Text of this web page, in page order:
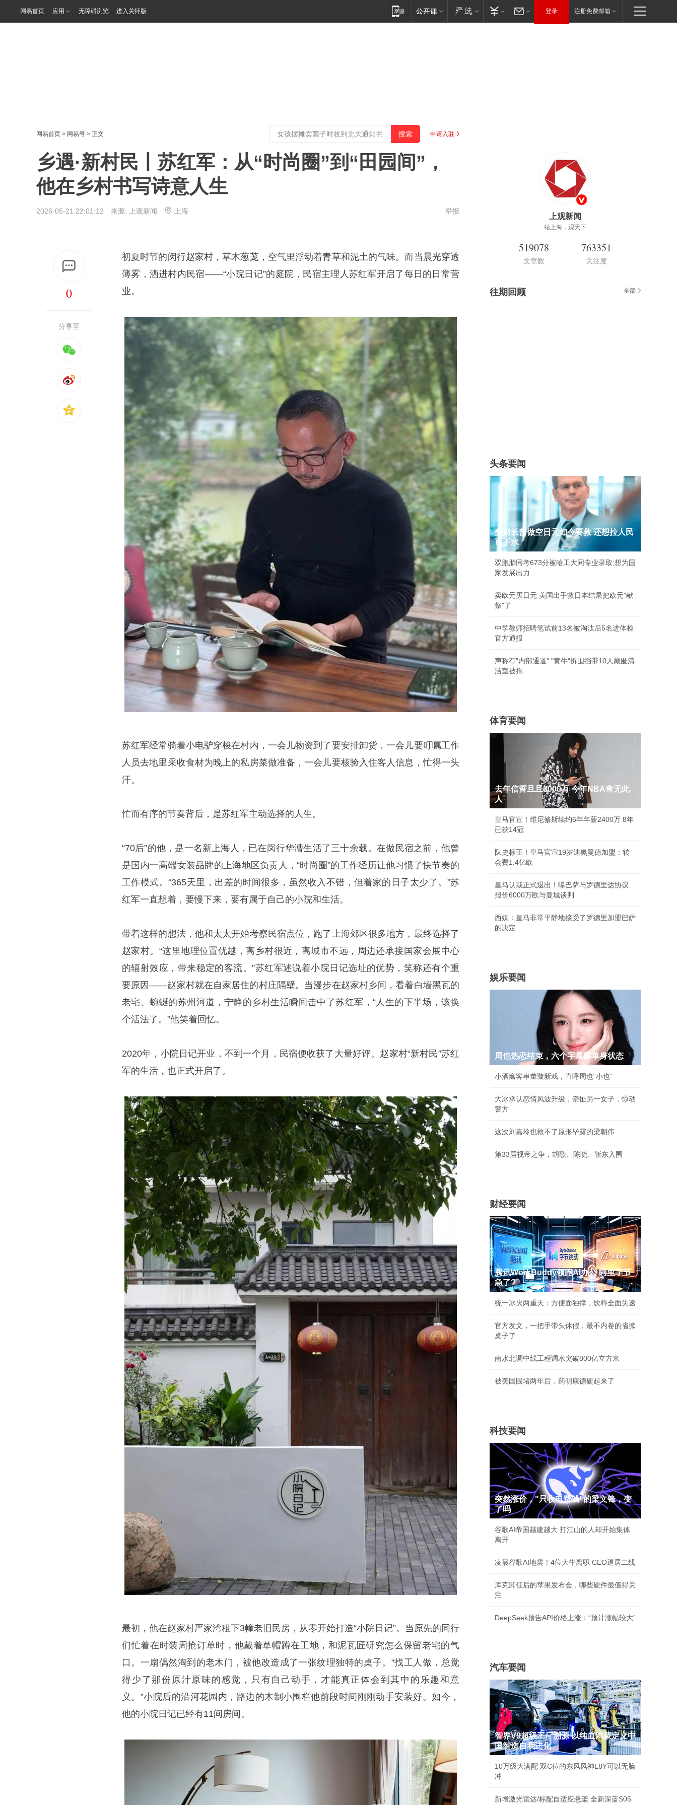
网易首页 应用 无障碍浏览 进入关怀版 登录 注册免费邮箱
网易首页 > 网易号 > 正文 申请入驻
乡遇·新村民丨苏红军：从“时尚圈”到“田园间”，
他在乡村书写诗意人生
2026-05-21 22:01:12 来源: 上观新闻 上海 举报
0
分享至
初夏时节的闵行赵家村，草木葱茏，空气里浮动着青草和泥土的气味。而当晨光穿透
薄雾，洒进村内民宿——“小院日记”的庭院，民宿主理人苏红军开启了每日的日常营
业。
苏红军经常骑着小电驴穿梭在村内，一会儿物资到了要安排卸货，一会儿要叮嘱工作
人员去地里采收食材为晚上的私房菜做准备，一会儿要核验入住客人信息，忙得一头
汗。
忙而有序的节奏背后，是苏红军主动选择的人生。
“70后”的他，是一名新上海人，已在闵行华漕生活了三十余载。在做民宿之前，他曾
是国内一高端女装品牌的上海地区负责人，“时尚圈”的工作经历让他习惯了快节奏的
工作模式。“365天里，出差的时间很多，虽然收入不错，但着家的日子太少了。”苏
红军一直想着，要慢下来，要有属于自己的小院和生活。
带着这样的想法，他和太太开始考察民宿点位，跑了上海郊区很多地方，最终选择了
赵家村。“这里地理位置优越，离乡村很近，离城市不远，周边还承接国家会展中心
的辐射效应，带来稳定的客流。”苏红军述说着小院日记选址的优势，笑称还有个重
要原因——赵家村就在自家居住的村庄隔壁。当漫步在赵家村乡间，看着白墙黑瓦的
老宅、蜿蜒的苏州河道，宁静的乡村生活瞬间击中了苏红军，“人生的下半场，该换
个活法了。”他笑着回忆。
2020年，小院日记开业，不到一个月，民宿便收获了大量好评。赵家村“新村民”苏红
军的生活，也正式开启了。
最初，他在赵家村严家湾租下3幢老旧民房，从零开始打造“小院日记”。当原先的同行
们忙着在时装周抢订单时，他戴着草帽蹲在工地，和泥瓦匠研究怎么保留老宅的气
口。一扇偶然淘到的老木门，被他改造成了一张纹理独特的桌子。“找工人做，总觉
得少了那份原汁原味的感觉，只有自己动手，才能真正体会到其中的乐趣和意
义。”小院后的沿河花园内，路边的木制小围栏他前段时间刚刚动手安装好。如今，
他的小院日记已经有11间房间。
上观新闻
站上海，观天下
519078
文章数
763351
关注度
往期回顾 全部
头条要闻
美财长曾做空日元如今要救 还想拉人民
币下水
双胞胎同考673分被哈工大同专业录取:想为国
家发展出力
卖欧元买日元 美国出手救日本结果把欧元"献
祭"了
中学教师招聘笔试前13名被淘汰后5名进体检
官方通报
声称有"内部通道" "黄牛"拆围挡带10人藏匿清
洁室被拘
体育要闻
去年信誓旦旦3000万 今年NBA查无此
人
皇马官宣！维尼修斯续约6年年薪2400万 8年
已获14冠
队史标王！皇马官宣19岁迪奥曼德加盟：转
会费1.4亿欧
皇马认栽正式退出！曝巴萨与罗德里达协议
报价6000万欧与曼城谈判
西媒：皇马非常平静地接受了罗德里加盟巴萨
的决定
娱乐要闻
周也热恋结束，六个字暴露单身状态
小酒窝客串董璇新戏，直呼周也“小也”
大冰承认恋情风波升级，牵扯另一女子，惊动
警方
这次刘嘉玲也救不了原形毕露的梁朝伟
第33届视帝之争，胡歌、陈晓、靳东入围
财经要闻
腾讯WorkBuddy领跑AI办公 阿里字节
急了?
统一冰火两重天：方便面独撑，饮料全面失速
官方发文，一把手带头休假，最不内卷的省掀
桌子了
南水北调中线工程调水突破800亿立方米
被美国围堵两年后，药明康德硬起来了
科技要闻
突然涨价，"只收电费钱"的梁文锋，变
了吗
谷歌AI帝国越建越大 打江山的人却开始集体
离开
凌晨谷歌AI地震！4位大牛离职 CEO退居二线
库克卸任后的苹果发布会，哪些硬件最值得关
注
DeepSeek预告API价格上涨：“预计涨幅较大”
汽车要闻
智界V9超级工厂溯源 以纯血鸿蒙定义中
国智造自我进化
10万级大满配 双C位的东风风神L8Y可以无脑
冲
新增激光雷达/标配自适应悬架 全新深蓝S05